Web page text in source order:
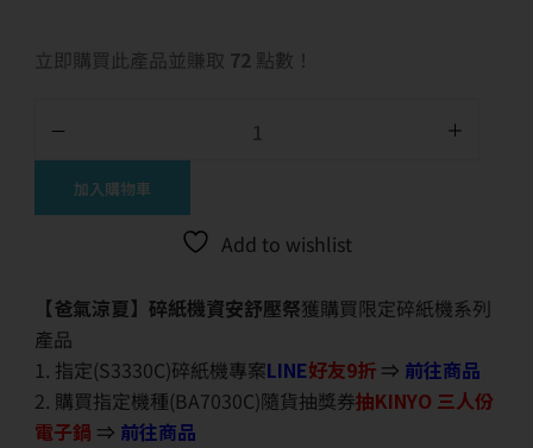
立即購買此產品並賺取 72 點數！
加入購物車
Add to wishlist
【爸氣涼夏】碎紙機資安舒壓祭獲購買限定碎紙機系列
產品
1. 指定(S3330C)碎紙機專案LINE好友9折 ⇒ 前往商品
2. 購買指定機種(BA7030C)隨貨抽獎券抽KINYO 三人份
電子鍋 ⇒ 前往商品